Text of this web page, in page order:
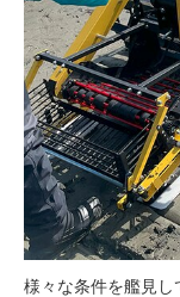
様々な条件を艦見し